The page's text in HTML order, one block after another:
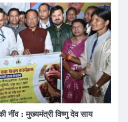
नींव : मुख्यमंत्री विष्णु देव साय